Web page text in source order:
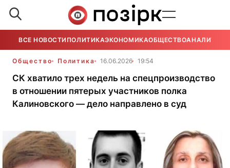
ВСЕ НОВОСТИ ПОЛИТИКАЭКОНОМИКАОБЩЕСТВОАНАЛИТИКА
Общество Политика 16.06.2026 19:54
СК хватило трех недель на спецпроизводство
в отношении пятерых участников полка
Калиновского — дело направлено в суд